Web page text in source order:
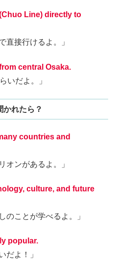
Line) directly to
直接行けるよ。」
central Osaka.
いだよ。」
かれたら？
countries and
オンがあるよ。」
culture, and future
のことが学べるよ。」
popular.
だよ！」